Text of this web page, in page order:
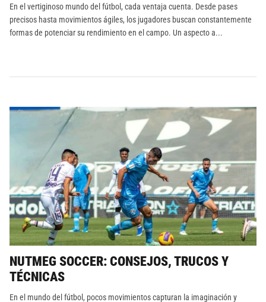
En el vertiginoso mundo del fútbol, cada ventaja cuenta. Desde pases
precisos hasta movimientos ágiles, los jugadores buscan constantemente
formas de potenciar su rendimiento en el campo. Un aspecto a...
NUTMEG SOCCER: CONSEJOS, TRUCOS Y
TÉCNICAS
En el mundo del fútbol, pocos movimientos capturan la imaginación y